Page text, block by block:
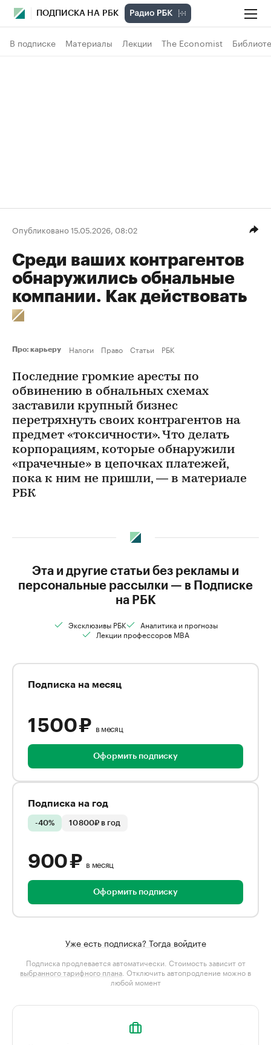
ПОДПИСКА НА РБК
В подписке Материалы Лекции The Economist
Опубликовано 15.05.2026, 08:02
Среди ваших контрагентов
обнаружились обнальные
компании. Как действовать
Про: карьеру Налоги Право Статьи РБК
Последние громкие аресты по
обвинению в обнальных схемах
заставили крупный бизнес
перетряхнуть своих контрагентов на
предмет «токсичности». Что делать
корпорациям, которые обнаружили
«прачечные» в цепочках платежей,
пока к ним не пришли, — в материале
РБК
Эта и другие статьи без рекламы и
персональные рассылки — в Подписке
на РБК
Эксклюзивы РБК
Аналитика и прогнозы
Лекции профессоров MBA
Подписка на месяц
1 500 ₽ в месяц
Оформить подписку
Подписка на год
-40% 10 800₽ в год
900 ₽ в месяц
Оформить подписку
Уже есть подписка? Тогда войдите
Подписка продлевается автоматически. Стоимость зависит от
выбранного тарифного плана . Отключить автопродление можно в
любой момент